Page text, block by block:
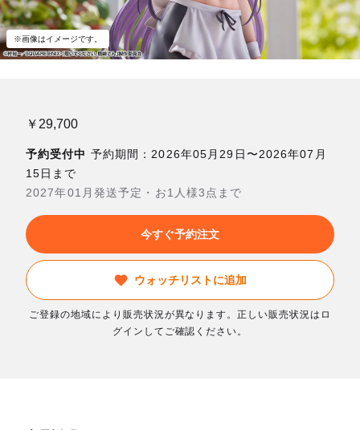
※画像はイメージです。
￥29,700
予約受付中 予約期間：2026年05月29日〜2026年07月
15日まで
2027年01月発送予定・お1人様3点まで
今すぐ予約注文
ウォッチリストに追加
ご登録の地域により販売状況が異なります。正しい販売状況はロ
グインしてご確認ください。